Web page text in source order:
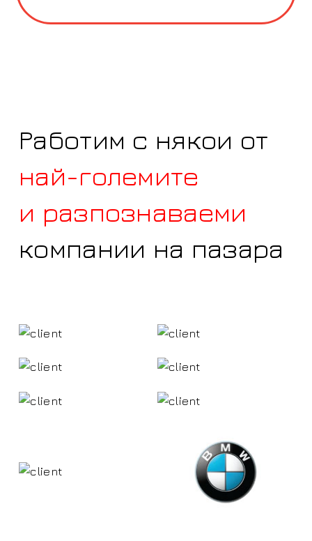
Работим с някои от
най-големите
и разпознаваеми
компании на пазара